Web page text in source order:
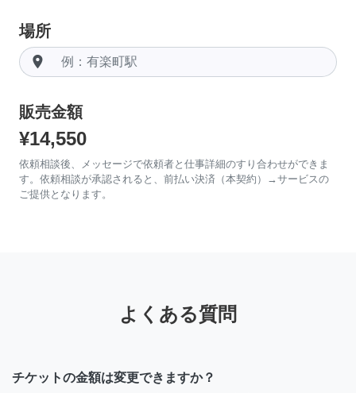
場所
room
販売金額
¥14,550
依頼相談後、メッセージで依頼者と仕事詳細のすり合わせができま
す。依頼相談が承認されると、前払い決済（本契約）→サービスの
ご提供となります。
よくある質問
チケットの金額は変更できますか？